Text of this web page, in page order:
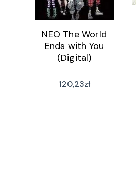
NEO The World
Ends with You
(Digital)
120,23zł